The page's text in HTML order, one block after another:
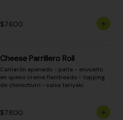
$7.600
Cheese Parrillero Roll
Camarón apanado - palta - envuelto
en queso crema flambeado - topping
de chimichurri - salsa teriyaki
$7.800